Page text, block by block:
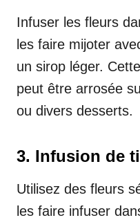
Infuser les fleurs
les faire mijoter
un sirop léger.
peut être arrosée
ou divers desserts.
3. Infusion de
Utilisez des fleurs
les faire infuser